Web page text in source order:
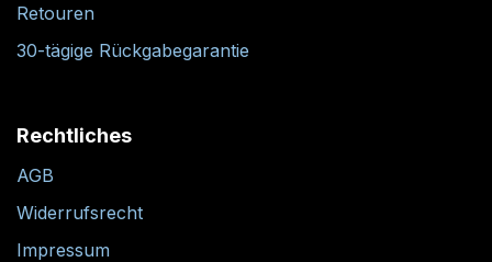
Retouren
30-tägige Rückgabegarantie
Rechtliches
AGB
Widerrufsrecht
Impressum